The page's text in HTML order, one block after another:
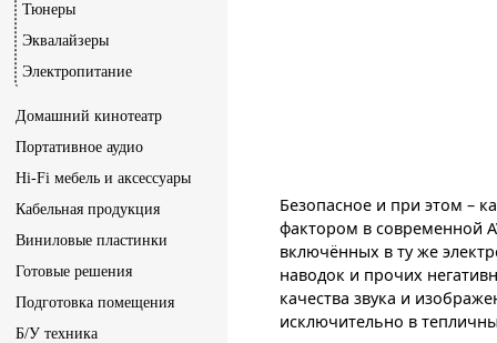
Тюнеры
Эквалайзеры
Электропитание
Домашний кинотеатр
Портативное аудио
Hi-Fi мебель и аксессуары
Кабельная продукция
Виниловые пластинки
Готовые решения
Подготовка помещения
Б/У техника
Безопасное и при этом –
фактором в современной
включённых в ту же
наводок и прочих
качества звука и
исключительно в